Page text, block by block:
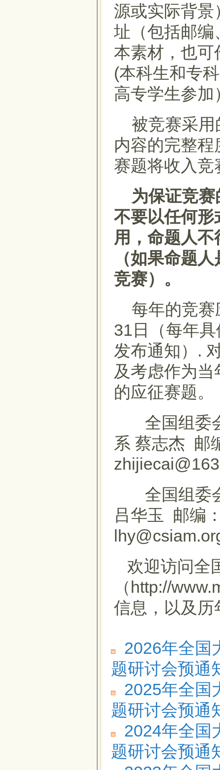
源或实际背
址（包括邮编
本素材，也可
(本科生和专
高专学生参
被竞赛采用
内容的完整
赛题将收入
为保证竞
不要以任何形
用，命题人
（如果命题
竞赛）。
每年的竞赛
31日（每年
发布通知）.
及考虑作为
的应征赛题。
全国组委会
系 蔡志杰 邮
全国组委会
吕华玉 邮编
欢迎访问全
（http://
信息，以及历
2026年全国
题研讨会预通
2025年全国
题研讨会预通
2024年全国
题研讨会预通